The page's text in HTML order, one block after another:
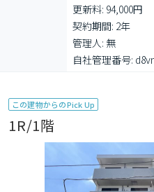
更新料: 94,000円
契約期間: 2年
管理人: 無
自社管理番号:
この建物からのPick Up
1R/1階